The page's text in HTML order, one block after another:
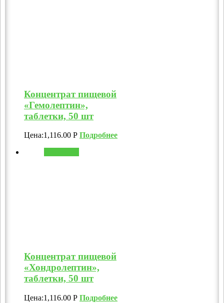
Концентрат пищевой
«Гемолептин»,
таблетки, 50 шт
Цена:1,116.00 Р Подробнее
Концентрат пищевой
«Хондролептин»,
таблетки, 50 шт
Цена:1,116.00 Р Подробнее